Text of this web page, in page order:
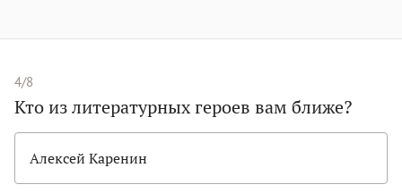
4/8
Кто из литературных героев вам ближе?
Алексей Каренин